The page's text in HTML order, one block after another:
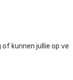
kunnen jullie op